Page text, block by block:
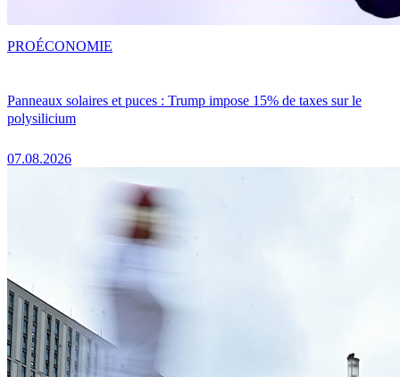
Panneaux solaires et puces : Trump impose 15% de taxes sur le
polysilicium
07.08.2026
PROÉCONOMIE